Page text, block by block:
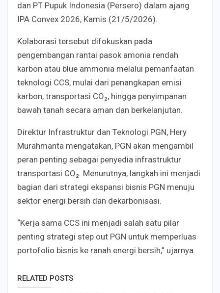
dan PT Pupuk Indonesia (Persero) dalam ajang
IPA Convex 2026, Kamis (21/5/2026).
Kolaborasi tersebut difokuskan pada
pengembangan rantai pasok amonia rendah
karbon atau blue ammonia melalui pemanfaatan
teknologi CCS, mulai dari penangkapan emisi
karbon, transportasi CO₂, hingga penyimpanan
bawah tanah secara aman dan berkelanjutan.
Direktur Infrastruktur dan Teknologi PGN, Hery
Murahmanta mengatakan, PGN akan mengambil
peran penting sebagai penyedia infrastruktur
transportasi CO₂. Menurutnya, langkah ini menjadi
bagian dari strategi ekspansi bisnis PGN menuju
sektor energi bersih dan dekarbonisasi.
“Kerja sama CCS ini menjadi salah satu pilar
penting strategi step out PGN untuk memperluas
portofolio bisnis ke ranah energi bersih,” ujarnya.
RELATED POSTS